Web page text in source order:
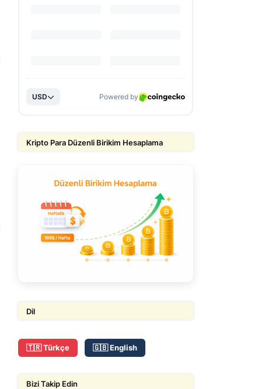
Kripto Para Düzenli Birikim Hesaplama
Dil
🇹🇷 Türkçe 🇬🇧 English
Bizi Takip Edin